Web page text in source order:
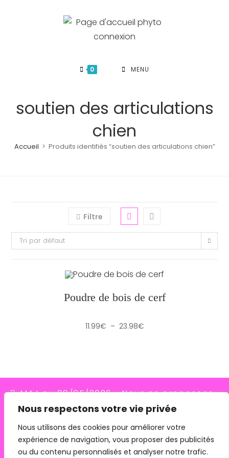
Nous respectons votre vie privée
Nous utilisons des cookies pour améliorer votre
expérience de navigation, vous proposer des publicités
ou du contenu personnalisés et analyser notre trafic.
MAJ au 09/05/2026 - Nous ne proposons
plus le transporteur Relais Colis (placés en
redressement judiciaire le 10/03/26, ils
n'assurent plus les livraisons depuis le
0 MENU
soutien des articulations
chien
Accueil > Produits identifiés “soutien des articulations chien”
Filtre
Tri par défaut
Poudre de bois de cerf
11.99€ – 23.98€Plage